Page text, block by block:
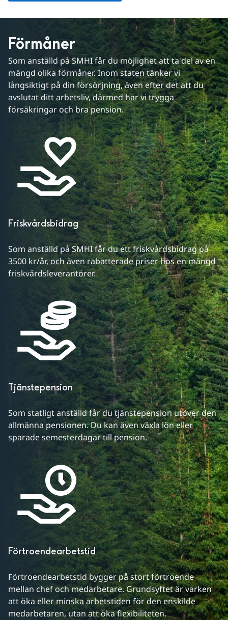
Förmåner
Som anställd på SMHI får du möjlighet att ta del av en
mängd olika förmåner. Inom staten tänker vi
långsiktigt på din försörjning, även efter det att du
avslutat ditt arbetsliv, därmed har vi trygga
försäkringar och bra pension.
Friskvårdsbidrag
Som anställd på SMHI får du ett friskvårdsbidrag på
3500 kr/år, och även rabatterade priser hos en mängd
friskvårdsleverantörer.
Tjänstepension
Som statligt anställd får du tjänstepension utöver den
allmänna pensionen. Du kan även växla lön eller
sparade semesterdagar till pension.
Förtroendearbetstid
Förtroendearbetstid bygger på stort förtroende
mellan chef och medarbetare. Grundsyftet är varken
att öka eller minska arbetstiden för den enskilde
medarbetaren, utan att öka flexibiliteten.